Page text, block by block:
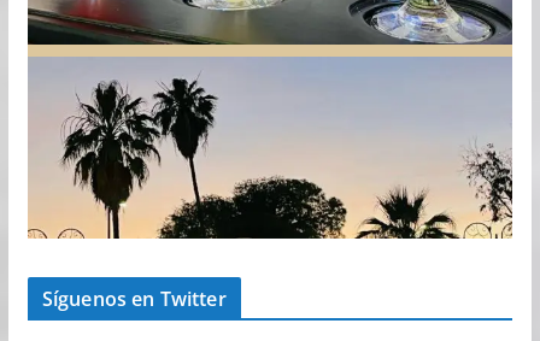
Síguenos en Twitter